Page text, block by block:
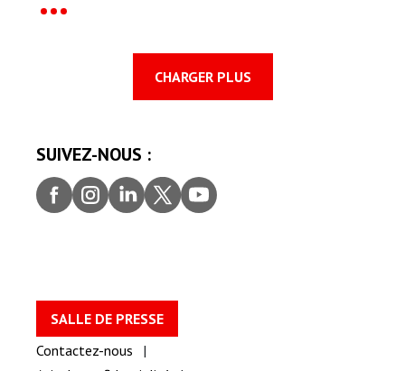
CHARGER PLUS
SUIVEZ-NOUS :
Faceb
ook
Insta
gram
Linke
dIn
Twitt
er
youtu
be
SALLE DE PRESSE
Contactez-nous